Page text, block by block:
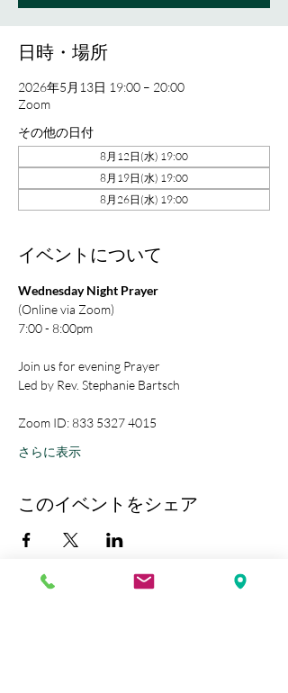
日時・場所
2026年5月13日 19:00 – 20:00
Zoom
その他の日付
8月12日(水) 19:00
8月19日(水) 19:00
8月26日(水) 19:00
イベントについて
Wednesday Night Prayer
(Online via Zoom)
7:00 - 8:00pm
Join us for evening Prayer
Led by Rev. Stephanie Bartsch
Zoom ID: 833 5327 4015
さらに表示
このイベントをシェア